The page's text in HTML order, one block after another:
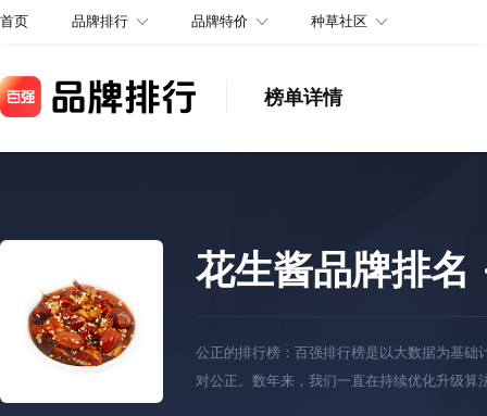
首页 品牌排行 品牌特价 种草社区
榜单详情
花生酱品牌排名
公正的排行榜：百强排行榜是以大数据为基
对公正。数年来，我们一直在持续优化升级算